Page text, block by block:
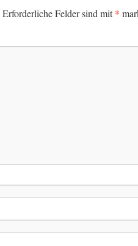
Erforderliche Felder sind mit*